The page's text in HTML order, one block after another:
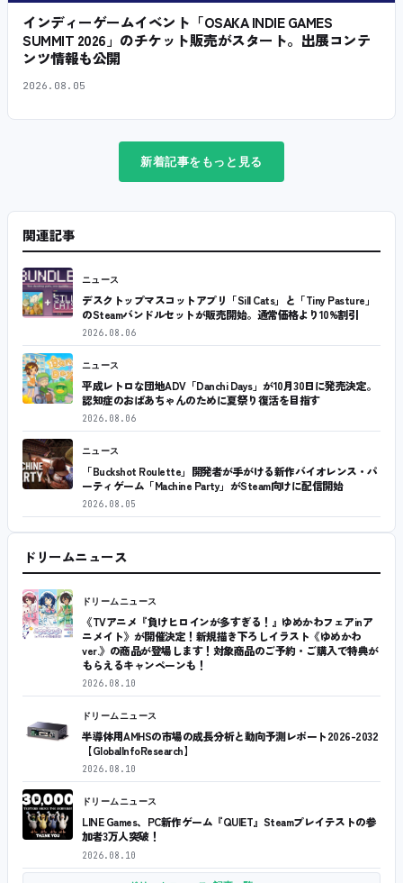
インディーゲームイベント「OSAKA INDIE GAMES
SUMMIT 2026」のチケット販売がスタート。出展コンテ
ンツ情報も公開
2026.08.05
新着記事をもっと見る
関連記事
ニュース
デスクトップマスコットアプリ「Sill Cats」と「Tiny Pasture」
のSteamバンドルセットが販売開始。通常価格より10%割引
2026.08.06
ニュース
平成レトロな団地ADV「Danchi Days」が10月30日に発売決定。
認知症のおばあちゃんのために夏祭り復活を目指す
2026.08.06
ニュース
「Buckshot Roulette」開発者が手がける新作バイオレンス・パ
ーティゲーム「Machine Party」がSteam向けに配信開始
2026.08.05
ドリームニュース
ドリームニュース
《TVアニメ『負けヒロインが多すぎる！』ゆめかわフェアinア
ニメイト》が開催決定！新規描き下ろしイラスト《ゆめかわ
ver.》の商品が登場します！対象商品のご予約・ご購入で特典が
もらえるキャンペーンも！
2026.08.10
ドリームニュース
半導体用AMHSの市場の成長分析と動向予測レポート2026-2032
【GlobalInfoResearch】
2026.08.10
ドリームニュース
LINE Games、PC新作ゲーム『QUIET』Steamプレイテストの参
加者3万人突破！
2026.08.10